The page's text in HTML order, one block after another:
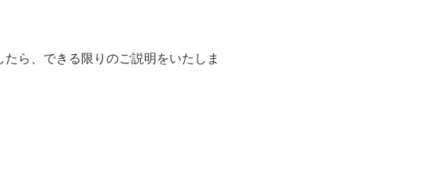
ら、できる限りのご説明をいたしま